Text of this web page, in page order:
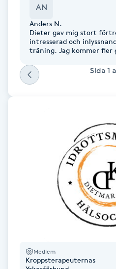
Fotsvamp
Fotvård
Fransar
Fransborttagning
Fransförlängning
Fransförlängning Megavolym
Fransförlängning Volym
Fransrengöring
AN
Anders N.
Dieter gav mig stort
intresserad och
träning. Jag kommer fler
Sida 1
Medlem
Kroppsterapeuternas